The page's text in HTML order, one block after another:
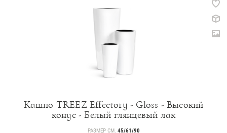
Кашпо TREEZ Effectory - Gloss - Высокий
конус - Белый глянцевый лак
РАЗМЕР СМ. 45/61/90